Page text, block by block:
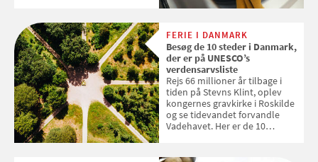
enkle råd til at spare penge på
tøjvasken
FERIE I DANMARK
Besøg de 10 steder i Danmark,
der er på UNESCO’s
verdensarvsliste
Rejs 66 millioner år tilbage i
tiden på Stevns Klint, oplev
kongernes gravkirke i Roskilde
og se tidevandet forvandle
Vadehavet. Her er de 10